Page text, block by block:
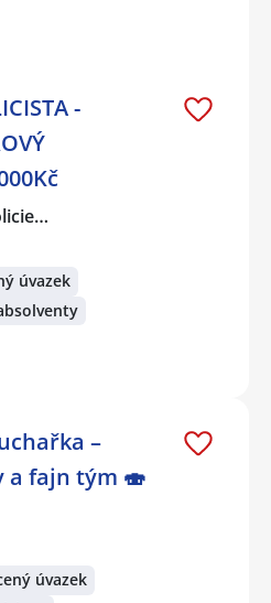
-
úvazek
–
a fajn tým 🍣
úvazek